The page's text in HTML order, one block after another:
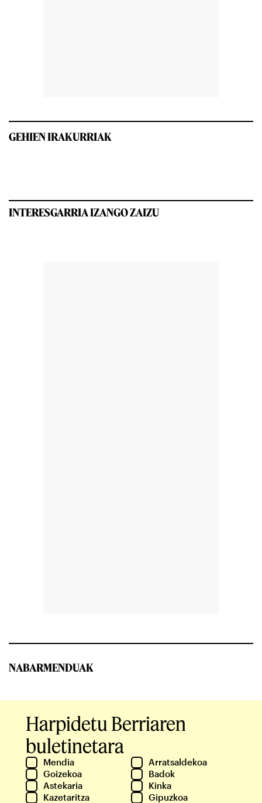
GEHIEN IRAKURRIAK
INTERESGARRIA IZANGO ZAIZU
NABARMENDUAK
Harpidetu Berriaren
buletinetara
Mendia
Arratsaldekoa
Goizekoa
Badok
Astekaria
Kinka
Kazetaritza
Gipuzkoa